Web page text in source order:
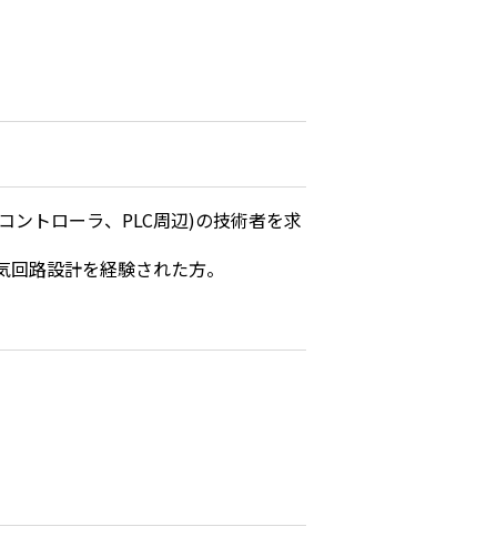
ントローラ、PLC周辺)の技術者を求
路設計を経験された方。